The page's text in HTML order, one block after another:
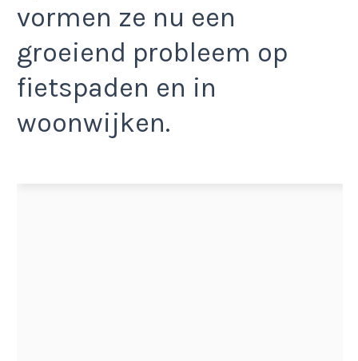
vormen ze nu een
groeiend probleem op
fietspaden en in
woonwijken.